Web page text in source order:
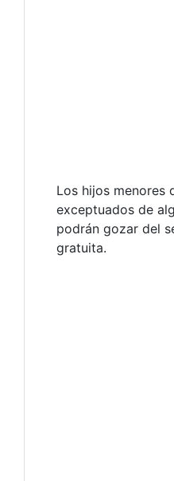
Los hijos menores
exceptuados de
podrán gozar del
gratuita.